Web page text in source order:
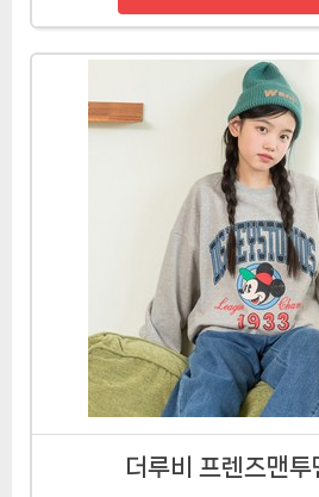
더루비 프렌즈맨투